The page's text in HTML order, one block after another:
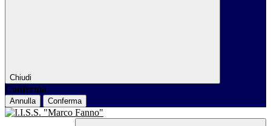
Chiudi
Conferma
Annulla Conferma